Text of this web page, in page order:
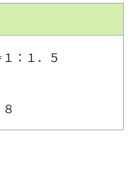
：１．５